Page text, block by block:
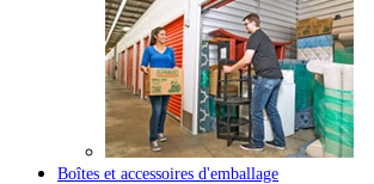
Boîtes et accessoires d'emballage